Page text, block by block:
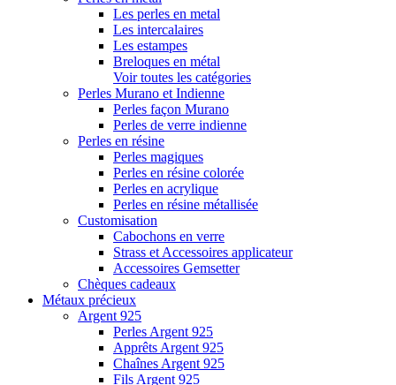
Les perles en metal
Les intercalaires
Les estampes
Breloques en métal
Voir toutes les catégories
Perles Murano et Indienne
Perles façon Murano
Perles de verre indienne
Perles en résine
Perles magiques
Perles en résine colorée
Perles en acrylique
Perles en résine métallisée
Customisation
Cabochons en verre
Strass et Accessoires applicateur
Accessoires Gemsetter
Chèques cadeaux
Métaux précieux
Argent 925
Perles Argent 925
Apprêts Argent 925
Chaînes Argent 925
Fils Argent 925